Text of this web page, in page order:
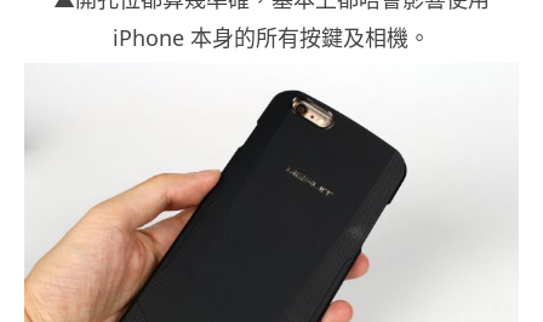
iPhone 本身的所有按鍵及相機。